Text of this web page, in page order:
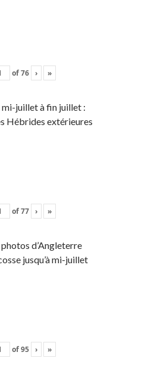
of76 › »
mi-juillet à fin juillet :
Hébrides extérieures
of77 › »
d’Angleterre
jusqu’à mi-juillet
of95 › »